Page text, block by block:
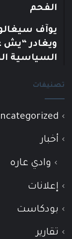
الفحم
يوآف
ويغادر “يش
السياسية
تصنيفات
أخبار
وادي عاره
إعلانات
بودكاست
تقارير